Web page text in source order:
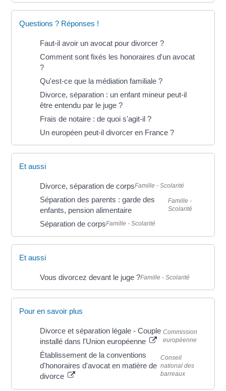
Questions ? Réponses !
Faut-il avoir un avocat pour divorcer ?
Comment sont fixés les honoraires d'un avocat
?
Qu'est-ce que la médiation familiale ?
Divorce, séparation : un enfant mineur peut-il
être entendu par le juge ?
Frais de notaire : de quoi s'agit-il ?
Un européen peut-il divorcer en France ?
Et aussi
Divorce, séparation de corpsFamille - Scolarité
Séparation des parents : garde des
enfants, pension alimentaire
Famille -
Scolarité
Séparation de corpsFamille - Scolarité
Et aussi
Vous divorcez devant le juge ?Famille - Scolarité
Pour en savoir plus
Divorce et séparation légale - Couple
installé dans l'Union européenne
Commission
européenne
Établissement de la conventions
d'honoraires d'avocat en matière de
divorce
Conseil
national des
barreaux